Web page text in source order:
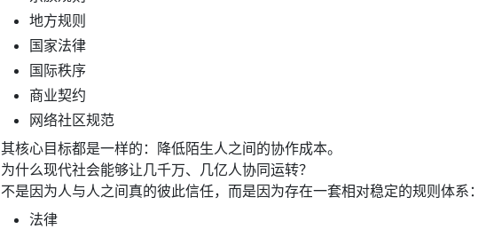
地方规则
国家法律
国际秩序
商业契约
网络社区规范
其核心目标都是一样的：降低陌生人之间的协作成本。
为什么现代社会能够让几千万、几亿人协同运转？
不是因为人与人之间真的彼此信任，而是因为存在一套相对稳定的规则体系：
法律